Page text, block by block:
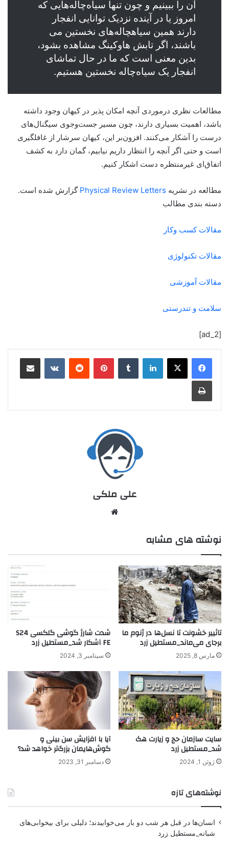
آن را ببینیم و چون تنها سیاه‌چاله‌هایی که
امروز یا در آینده نزدیک توانایی انفجار
دارند همین سیاهچاله‌های نخستین می
باشند، اگر تابش هاوکینگ مشاهده بشود،
بدین معنی است که ما در حال تماشای
انفجار یک سیاه‌چاله نخستین هستیم.
مطالعات نظری درمورد‌ی آنچه امکان پذیر در کیهان وجود داشته
باشد، اهمیت بسیاری دارند، چون مسیر جست‌وجوی سیگنال‌های
درست را آشکار می‌کنند. افزون‌بر این، کیهان سرشار از غافلگیری
است و حتی اگر آنچه را انتظار داریم نیابیم، گمان دارد به کشف
اتفاق‌ای غیرمنتظره دست اشکار کنیم.
مطالعه در نشریه Physical Review Letters گزارش شده است.
دسته بندی مطالب
مقالات کسب وکار
مقالات تکنولوژی
مقالات آموزشی
سلامت و تندرستی
[ad_2]
علی ملکی
نوشته های مشابه
تاثییر خشونت تا نسل‌ها در ژنوم ما
برجای می‌ماند_مستطیل زرد
مارس 8, 2025
شدت شارژ گوشی گلکسی S24
FE آشکار شد_مستطیل زرد
سپتامبر 3, 2024
سایت سازمان حج و زیارت هک
شد_مستطیل زرد
ژوئن 1, 2024
آیا با افزایش سن بینی و
گوش‌هایمان بزرگ‌تر خواهد شد؟
دسامبر 31, 2023
نوشته‌های تازه
انسان‌ها در قبل هر شب دو بار می‌خوابیدند؛ دلیلی برای بیخوابی‌های
شبانه_مستطیل زرد